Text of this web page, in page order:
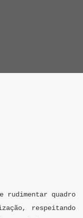
rudimentar quadro
respeitando